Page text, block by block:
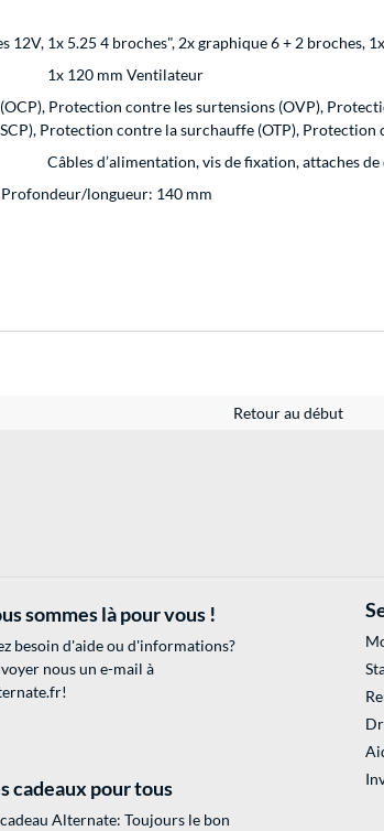
12V, 1x 5.25 4 broches", 2x graphique 6 + 2 broches,
1x 120 mm Ventilateur
Protection contre les surtensions (OVP),
Protection contre la surchauffe (OTP), Protection
Câbles d’alimentation, vis de fixation, attaches
longueur: 140 mm
Retour au début
sommes là pour vous !
besoin d'aide ou d'informations?
nous un e-mail à
!
cadeaux pour tous
Alternate: Toujours le bon